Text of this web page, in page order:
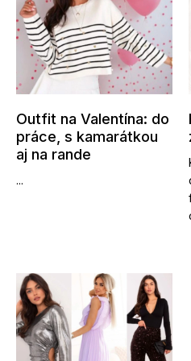
Outfit na Valentína: do
práce, s kamarátkou
aj na rande
...